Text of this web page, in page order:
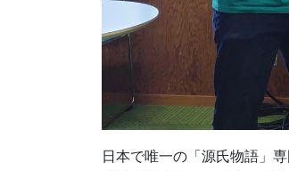
日本で唯一の「源氏物語」